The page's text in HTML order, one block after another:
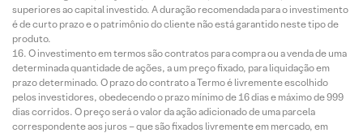
superiores ao capital investido. A duração recomendada para o investimento
é de curto prazo e o patrimônio do cliente não está garantido neste tipo de
produto.
O investimento em termos são contratos para compra ou a venda de uma
determinada quantidade de ações, a um preço fixado, para liquidação em
prazo determinado. O prazo do contrato a Termo é livremente escolhido
pelos investidores, obedecendo o prazo mínimo de 16 dias e máximo de 999
dias corridos. O preço será o valor da ação adicionado de uma parcela
correspondente aos juros – que são fixados livremente em mercado, em